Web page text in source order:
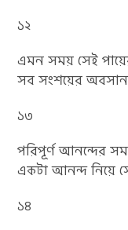
১২
এমন সময় সেই
সব সংশয়ের
১৩
পরিপূর্ণ আনন্দের
একটা আনন্দ নিয়ে
১৪